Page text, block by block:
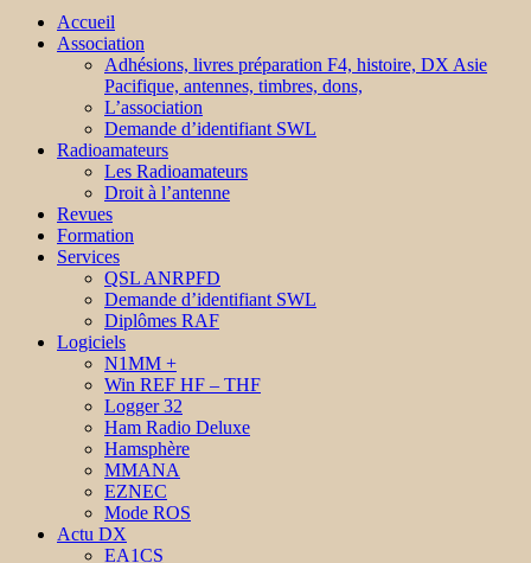
Accueil
Association
Adhésions, livres préparation F4, histoire, DX Asie
Pacifique, antennes, timbres, dons,
L’association
Demande d’identifiant SWL
Radioamateurs
Les Radioamateurs
Droit à l’antenne
Revues
Formation
Services
QSL ANRPFD
Demande d’identifiant SWL
Diplômes RAF
Logiciels
N1MM +
Win REF HF – THF
Logger 32
Ham Radio Deluxe
Hamsphère
MMANA
EZNEC
Mode ROS
Actu DX
EA1CS